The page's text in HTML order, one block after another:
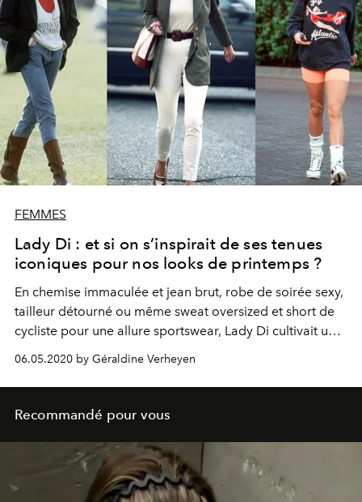
FEMMES
Lady Di : et si on s’inspirait de ses tenues
iconiques pour nos looks de printemps ?
En chemise immaculée et jean brut, robe de soirée sexy,
tailleur détourné ou même sweat oversized et short de
cycliste pour une allure sportswear, Lady Di cultivait un
looks pointus, dont on ferait bien de s’inspirer pour le
printemps.
06.05.2020 by Géraldine Verheyen
Recommandé pour vous